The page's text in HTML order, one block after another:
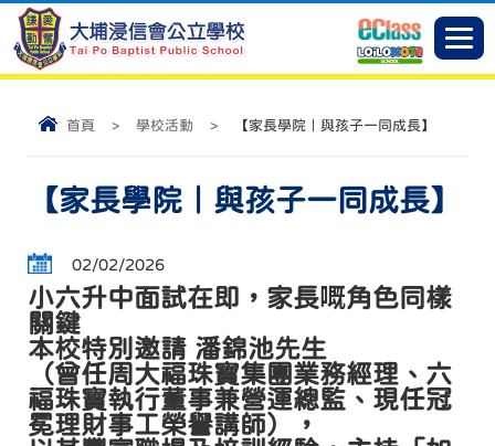
首頁 > 學校活動 > 【家長學院｜與孩子一同成長】
【家長學院｜與孩子一同成長】
02/02/2026
小六升中面試在即，家長嘅角色同樣
關鍵
本校特別邀請 潘錦池先生
（曾任周大福珠寶集團業務經理、六
福珠寶執行董事兼營運總監、現任冠
冕理財事工榮譽講師），